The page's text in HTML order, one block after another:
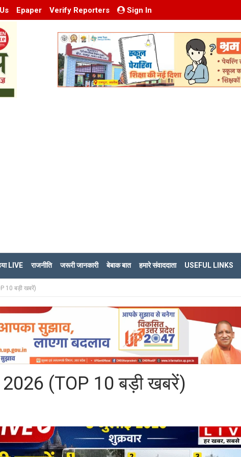
Epaper Verify Reporters Sign In
LIVE राजनीति जरूरी जानकारी बेबाक बात हमारे संवाददाता USEFUL LINKS
10 बड़ी खबरें)
(TOP 10 बड़ी खबरें)